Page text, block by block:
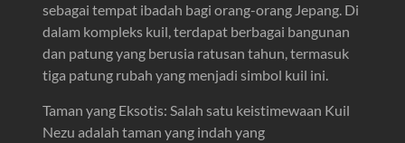
sebagai tempat ibadah bagi orang-orang Jepang. Di
dalam kompleks kuil, terdapat berbagai bangunan
dan patung yang berusia ratusan tahun, termasuk
tiga patung rubah yang menjadi simbol kuil ini.
Taman yang Eksotis: Salah satu keistimewaan Kuil
Nezu adalah taman yang indah yang